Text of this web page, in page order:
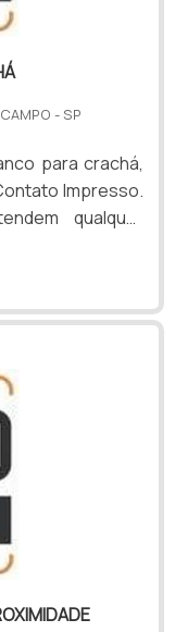
- SP
para crachá,
Impresso.
qualquer
bom suporte
no ramo.MAIS
BRANCO PARA
chegará